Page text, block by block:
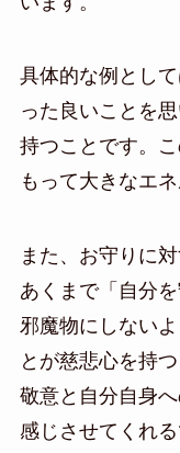
具体的な例とし
った良いことを
持つことです。
もって大きなエ
また、お守りに
あくまで「自分
邪魔物にしない
とが慈悲心を持
敬意と自分自身
感じさせてくれる